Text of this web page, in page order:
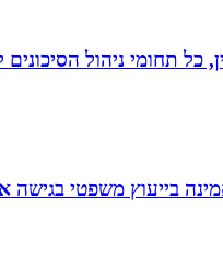
כל תחומי ניהול
בייעוץ משפטי